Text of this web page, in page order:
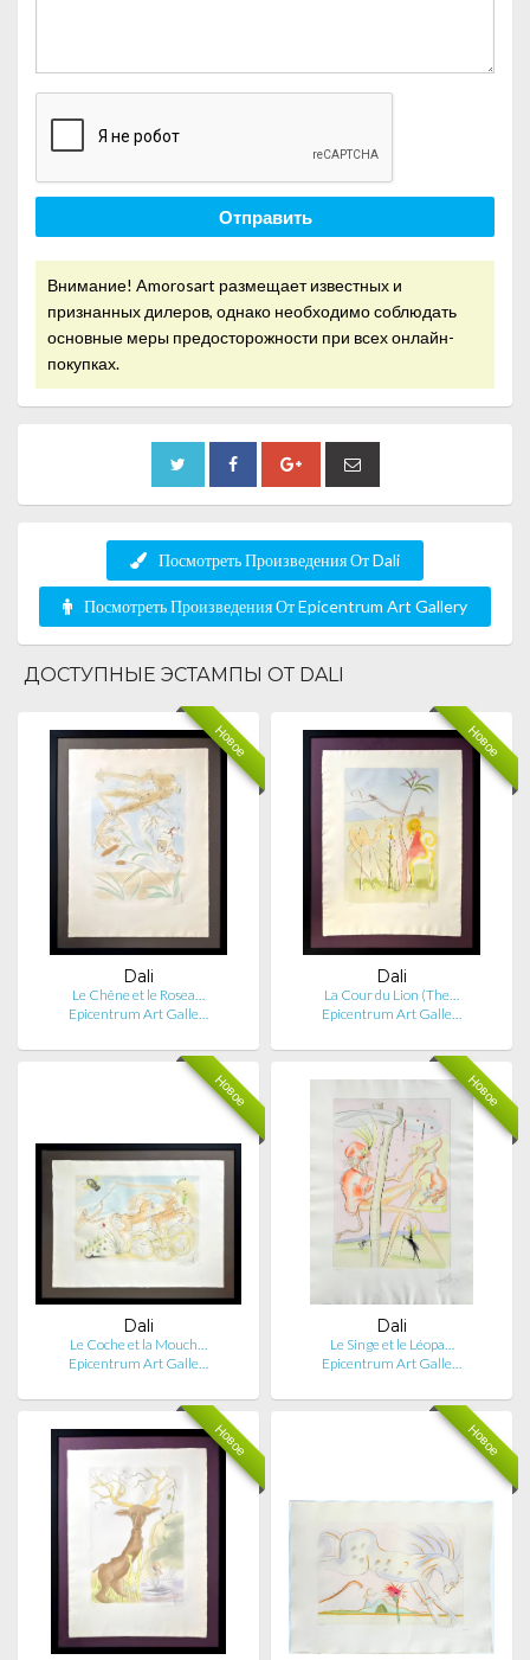
Отправить
Внимание! Amorosart размещает известных и
признанных дилеров, однако необходимо соблюдать
основные меры предосторожности при всех онлайн-
покупках.
Посмотреть Произведения От Dali
Посмотреть Произведения От Epicentrum Art Gallery
ДОСТУПНЫЕ ЭСТАМПЫ ОТ DALI
Новое
Dali
Le Chêne et le Rosea…
Epicentrum Art Galle…
Новое
Dali
La Cour du Lion (The…
Epicentrum Art Galle…
Новое
Dali
Le Coche et la Mouch…
Epicentrum Art Galle…
Новое
Dali
Le Singe et le Léopa…
Epicentrum Art Galle…
Новое Новое